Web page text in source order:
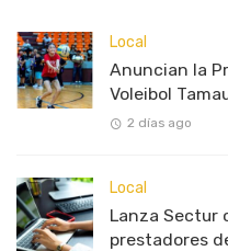
Local
Anuncian la
Voleibol
2 días ago
Local
Lanza Sectur
prestadores